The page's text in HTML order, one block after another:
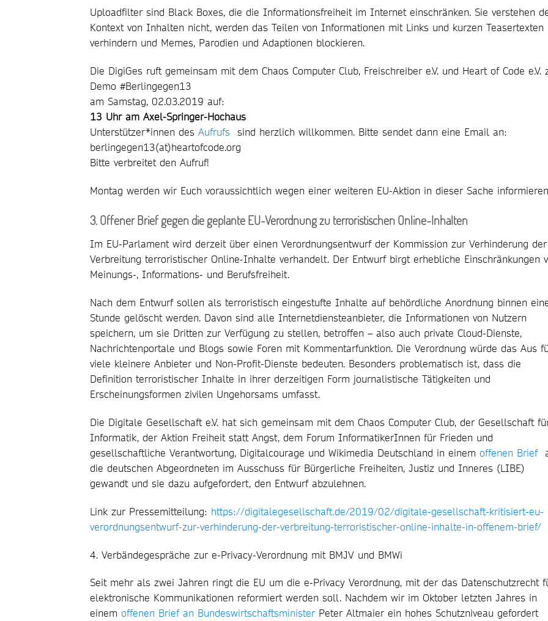
Uploadfilter sind Black Boxes, die die Informationsfreiheit im Internet einschränken. Sie verstehen
Kontext von Inhalten nicht, werden das Teilen von Informationen mit Links und kurzen Teasertexten
verhindern und Memes, Parodien und Adaptionen blockieren.
Die DigiGes ruft gemeinsam mit dem Chaos Computer Club, Freischreiber e.V. und Heart of Code e.V.
Demo #Berlingegen13
am Samstag, 02.03.2019 auf:
13 Uhr am Axel-Springer-Hochaus
Unterstützer*innen des Aufrufs sind herzlich willkommen. Bitte sendet dann eine Email an:
berlingegen13(at)heartofcode.org
Bitte verbreitet den Aufruf!
Montag werden wir Euch voraussichtlich wegen einer weiteren EU-Aktion in dieser Sache
3. Offener Brief gegen die geplante EU-Verordnung zu terroristischen Online-Inhalten
Im EU-Parlament wird derzeit über einen Verordnungsentwurf der Kommission zur Verhinderung der
Verbreitung terroristischer Online-Inhalte verhandelt. Der Entwurf birgt erhebliche Einschränkungen
Meinungs-, Informations- und Berufsfreiheit.
Nach dem Entwurf sollen als terroristisch eingestufte Inhalte auf behördliche Anordnung binnen
Stunde gelöscht werden. Davon sind alle Internetdiensteanbieter, die Informationen von Nutzern
speichern, um sie Dritten zur Verfügung zu stellen, betroffen – also auch private Cloud-Dienste,
Nachrichtenportale und Blogs sowie Foren mit Kommentarfunktion. Die Verordnung würde das Aus
viele kleinere Anbieter und Non-Profit-Dienste bedeuten. Besonders problematisch ist, dass die
Definition terroristischer Inhalte in ihrer derzeitigen Form journalistische Tätigkeiten und
Erscheinungsformen zivilen Ungehorsams umfasst.
Die Digitale Gesellschaft e.V. hat sich gemeinsam mit dem Chaos Computer Club, der Gesellschaft
Informatik, der Aktion Freiheit statt Angst, dem Forum InformatikerInnen für Frieden und
gesellschaftliche Verantwortung, Digitalcourage und Wikimedia Deutschland in einem offenen Brief
die deutschen Abgeordneten im Ausschuss für Bürgerliche Freiheiten, Justiz und Inneres (LIBE)
gewandt und sie dazu aufgefordert, den Entwurf abzulehnen.
Link zur Pressemitteilung: https://digitalegesellschaft.de/2019/02/digitale-gesellschaft-kritisiert-eu-
verordnungsentwurf-zur-verhinderung-der-verbreitung-terroristischer-online-inhalte-in-offenem-brief/
4. Verbändegespräche zur e-Privacy-Verordnung mit BMJV und BMWi
Seit mehr als zwei Jahren ringt die EU um die e-Privacy Verordnung, mit der das Datenschutzrecht
elektronische Kommunikationen reformiert werden soll. Nachdem wir im Oktober letzten Jahres in
einem offenen Brief an Bundeswirtschaftsminister Peter Altmaier ein hohes Schutzniveau gefordert